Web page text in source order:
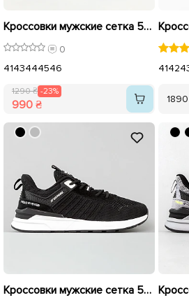
Кроссовки мужские сетка 594978 Темно-серые. распродажа
0
4143444546
1290 ₴ -23%
990 ₴
4142
Кроссовки мужские сетка 595196 Черные